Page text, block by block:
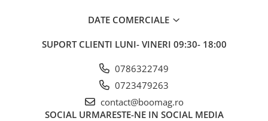
DATE COMERCIALE
SUPORT CLIENTI LUNI- VINERI 09:30- 18:00
0786322749
0723479263
contact@boomag.ro
SOCIAL URMARESTE-NE IN SOCIAL MEDIA